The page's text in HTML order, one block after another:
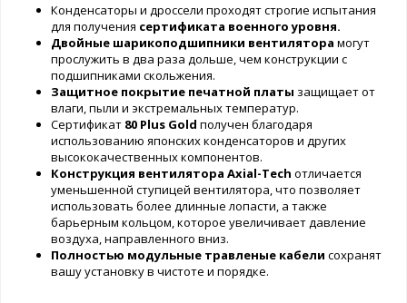
Конденсаторы и дроссели проходят строгие испытания
для получения сертификата военного уровня.
Двойные шарикоподшипники вентилятора могут
прослужить в два раза дольше, чем конструкции с
подшипниками скольжения.
Защитное покрытие печатной платы защищает от
влаги, пыли и экстремальных температур.
Сертификат 80 Plus Gold получен благодаря
использованию японских конденсаторов и других
высококачественных компонентов.
Конструкция вентилятора Axial-Tech отличается
уменьшенной ступицей вентилятора, что позволяет
использовать более длинные лопасти, а также
барьерным кольцом, которое увеличивает давление
воздуха, направленного вниз.
Полностью модульные травленые кабели сохранят
вашу установку в чистоте и порядке.